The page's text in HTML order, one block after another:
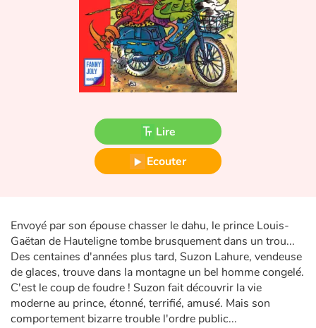
Fable, mythe, littérature et poésie
Princesses et princes, rois, reines et dragons
Ogres, monstres et sorcières
Héroïnes et héros
Écologie, nature, saisons
Voyage, épopée, enquête, aventure
Autour du monde
Apprentissage
Lire
Ecouter
Envoyé par son épouse chasser le dahu, le prince Louis-
Gaëtan de Hauteligne tombe brusquement dans un trou...
Des centaines d'années plus tard, Suzon Lahure, vendeuse
de glaces, trouve dans la montagne un bel homme congelé.
C'est le coup de foudre ! Suzon fait découvrir la vie
moderne au prince, étonné, terrifié, amusé. Mais son
comportement bizarre trouble l'ordre public...